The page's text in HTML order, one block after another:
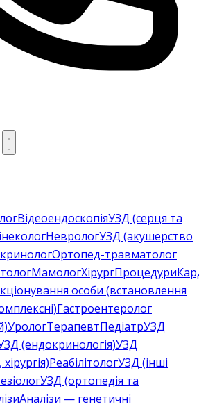
ВідеоендоскопіяУЗД (серця та
НеврологУЗД (акушерство
Ортопед-травматолог
МамологХірургПроцедури
особи (встановлення
Гастроентеролог
УрологТерапевтПедіатрУЗД
(ендокринологія)УЗД
РеабілітологУЗД (інші
УЗД (ортопедія та
Аналізи — генетичні